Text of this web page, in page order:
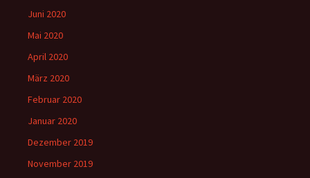
Juni 2020
Mai 2020
April 2020
März 2020
Februar 2020
Januar 2020
Dezember 2019
November 2019